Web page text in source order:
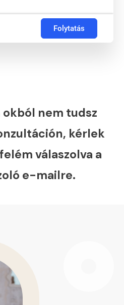
Folytatás
nem tudsz
kérlek
válaszolva a
e-mailre.